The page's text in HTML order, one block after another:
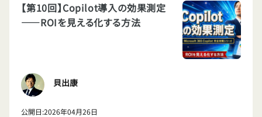
【第10回】Copilot導入の効果測定
——ROIを見える化する方法
貝出康
公開日:2026年04月26日